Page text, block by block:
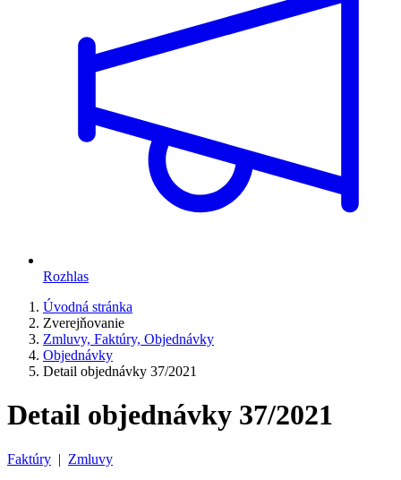
Rozhlas
Úvodná stránka
Zverejňovanie
Zmluvy, Faktúry, Objednávky
Objednávky
Detail objednávky 37/2021
Detail objednávky 37/2021
Faktúry | Zmluvy